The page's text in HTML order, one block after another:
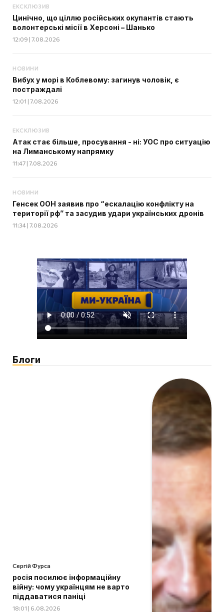
ЕКСКЛЮЗИВ
Цинічно, що ціллю російських окупантів стають
волонтерські місії в Херсоні – Шанько
12:09 | 7.08.2026
НОВИНИ
Вибух у морі в Коблевому: загинув чоловік, є
постраждалі
12:01 | 7.08.2026
ЕКСКЛЮЗИВ
Атак стає більше, просування - ні: УОС про ситуацію
на Лиманському напрямку
11:47 | 7.08.2026
НОВИНИ
Генсек ООН заявив про “ескалацію конфлікту на
території рф” та засудив удари українських дронів
11:34 | 7.08.2026
Блоги
Сергій Фурса
росія посилює інформаційну
війну: чому українцям не варто
піддаватися паніці
18:01 | 6.08.2026